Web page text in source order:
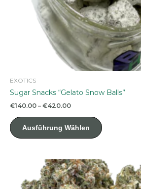
EXOTICS
Sugar Snacks “Gelato Snow Balls”
€140.00 – €420.00Preisspanne:
€420.00
Ausführung Wählen
Produkt
Varianten
auf.
Die